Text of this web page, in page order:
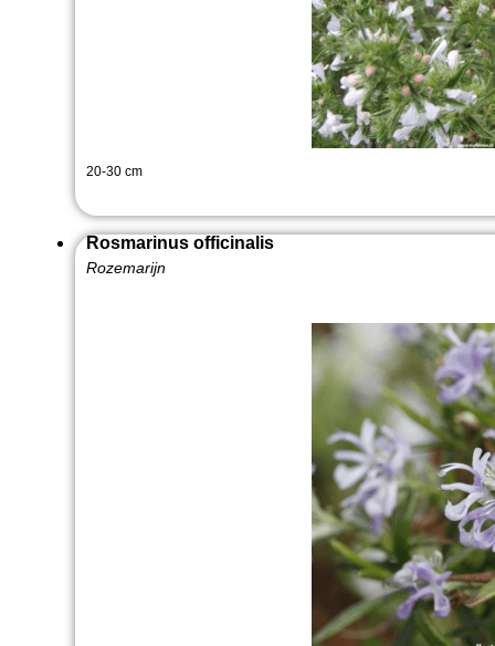
20-30 cm
Rosmarinus officinalis
Rozemarijn